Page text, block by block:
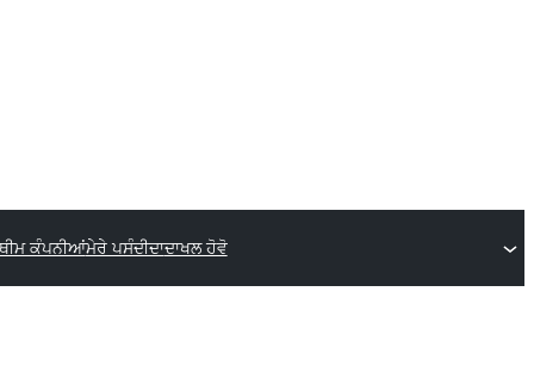
ਕੰਪਨੀਆਂਮੇਰੇ ਪਸੰਦੀਦਾਦਾਖਲ ਹੋਵੋ